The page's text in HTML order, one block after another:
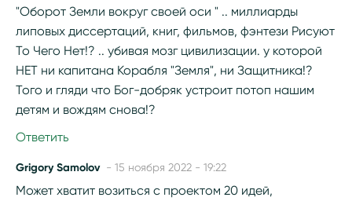
"Оборот Земли вокруг своей оси " .. миллиарды
липовых диссертаций, книг, фильмов, фэнтези Рисуют
То Чего Нет!? .. убивая мозг цивилизации. у которой
НЕТ ни капитана Корабля "Земля", ни Защитника!?
Того и гляди что Бог-добряк устроит потоп нашим
детям и вождям снова!?
Ответить
Grigory Samolov - 15 ноября 2022 - 19:22
Может хватит возиться с проектом 20 идей,